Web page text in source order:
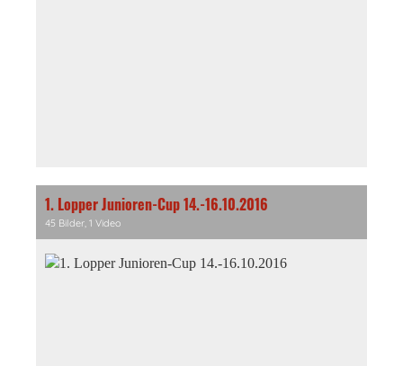
1. Lopper Junioren-Cup 14.-16.10.2016
45 Bilder, 1 Video